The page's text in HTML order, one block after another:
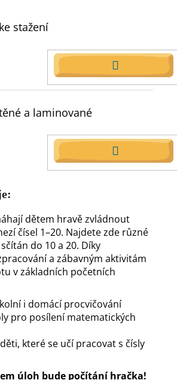
stažení
DO
KOŠÍKU
a laminované
DO
KOŠÍKU
dětem hravě zvládnout
čísel 1–20. Najdete zde různé
do 10 a 20. Díky
a zábavným aktivitám
v základních početních
i domácí procvičování
pro posílení matematických
které se učí pracovat s čísly
úloh bude počítání hračka!